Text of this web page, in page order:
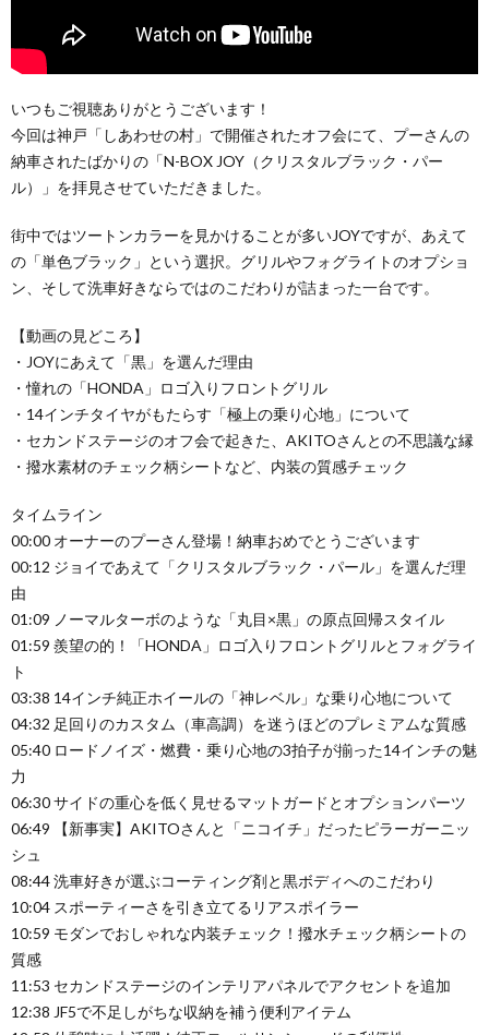
いつもご視聴ありがとうございます！
今回は神戸「しあわせの村」で開催されたオフ会にて、プーさんの
納車されたばかりの「N-BOX JOY（クリスタルブラック・パー
ル）」を拝見させていただきました。
街中ではツートンカラーを見かけることが多いJOYですが、あえて
の「単色ブラック」という選択。グリルやフォグライトのオプショ
ン、そして洗車好きならではのこだわりが詰まった一台です。
【動画の見どころ】
・JOYにあえて「黒」を選んだ理由
・憧れの「HONDA」ロゴ入りフロントグリル
・14インチタイヤがもたらす「極上の乗り心地」について
・セカンドステージのオフ会で起きた、AKITOさんとの不思議な縁
・撥水素材のチェック柄シートなど、内装の質感チェック
タイムライン
00:00 オーナーのプーさん登場！納車おめでとうございます
00:12 ジョイであえて「クリスタルブラック・パール」を選んだ理
由
01:09 ノーマルターボのような「丸目×黒」の原点回帰スタイル
01:59 羨望の的！「HONDA」ロゴ入りフロントグリルとフォグライ
ト
03:38 14インチ純正ホイールの「神レベル」な乗り心地について
04:32 足回りのカスタム（車高調）を迷うほどのプレミアムな質感
05:40 ロードノイズ・燃費・乗り心地の3拍子が揃った14インチの魅
力
06:30 サイドの重心を低く見せるマットガードとオプションパーツ
06:49 【新事実】AKITOさんと「ニコイチ」だったピラーガーニッ
シュ
08:44 洗車好きが選ぶコーティング剤と黒ボディへのこだわり
10:04 スポーティーさを引き立てるリアスポイラー
10:59 モダンでおしゃれな内装チェック！撥水チェック柄シートの
質感
11:53 セカンドステージのインテリアパネルでアクセントを追加
12:38 JF5で不足しがちな収納を補う便利アイテム